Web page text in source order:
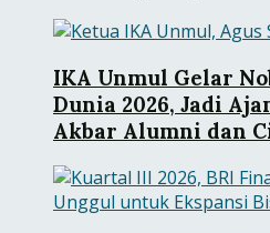
IKA Unmul Gelar
Dunia 2026, Jadi
Akbar Alumni dan